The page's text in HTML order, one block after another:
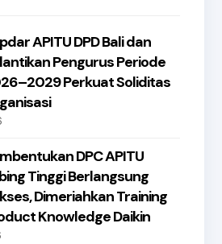
APITU DPD Bali dan
Pengurus Periode
Perkuat Soliditas
DPC APITU
Tinggi Berlangsung
Dimeriahkan Training
Knowledge Daikin